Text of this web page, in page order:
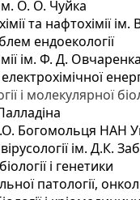
ім. О. О. Чуйка
та нафтохімії
ендоекології
ім. Ф. Д.
і молекулярної
О.О. Богомольця НАН
вірусології ім. Д.К.
і генетики
патології,